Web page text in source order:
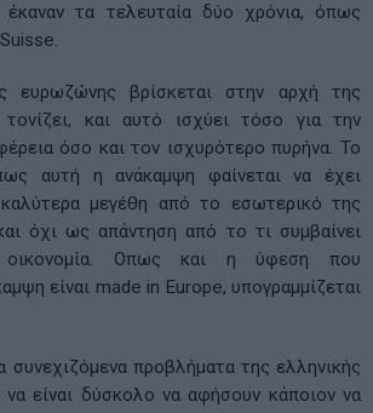
έκαναν τα τελευταία δύο χρόνια, όπως
ευρωζώνης βρίσκεται στην αρχή της
και αυτό ισχύει τόσο για την
όσο και τον ισχυρότερο πυρήνα. Το
αυτή η ανάκαμψη φαίνεται να έχει
μεγέθη από το εσωτερικό της
όχι ως απάντηση από το τι συμβαίνει
οικονομία. Οπως και η ύφεση που
είναι made in Europe, υπογραμμίζεται
συνεχιζόμενα προβλήματα της ελληνικής
να είναι δύσκολο να αφήσουν κάποιον να